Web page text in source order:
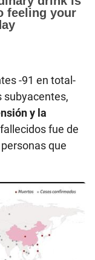
-91 en total-
subyacentes,
y la
fue de
que